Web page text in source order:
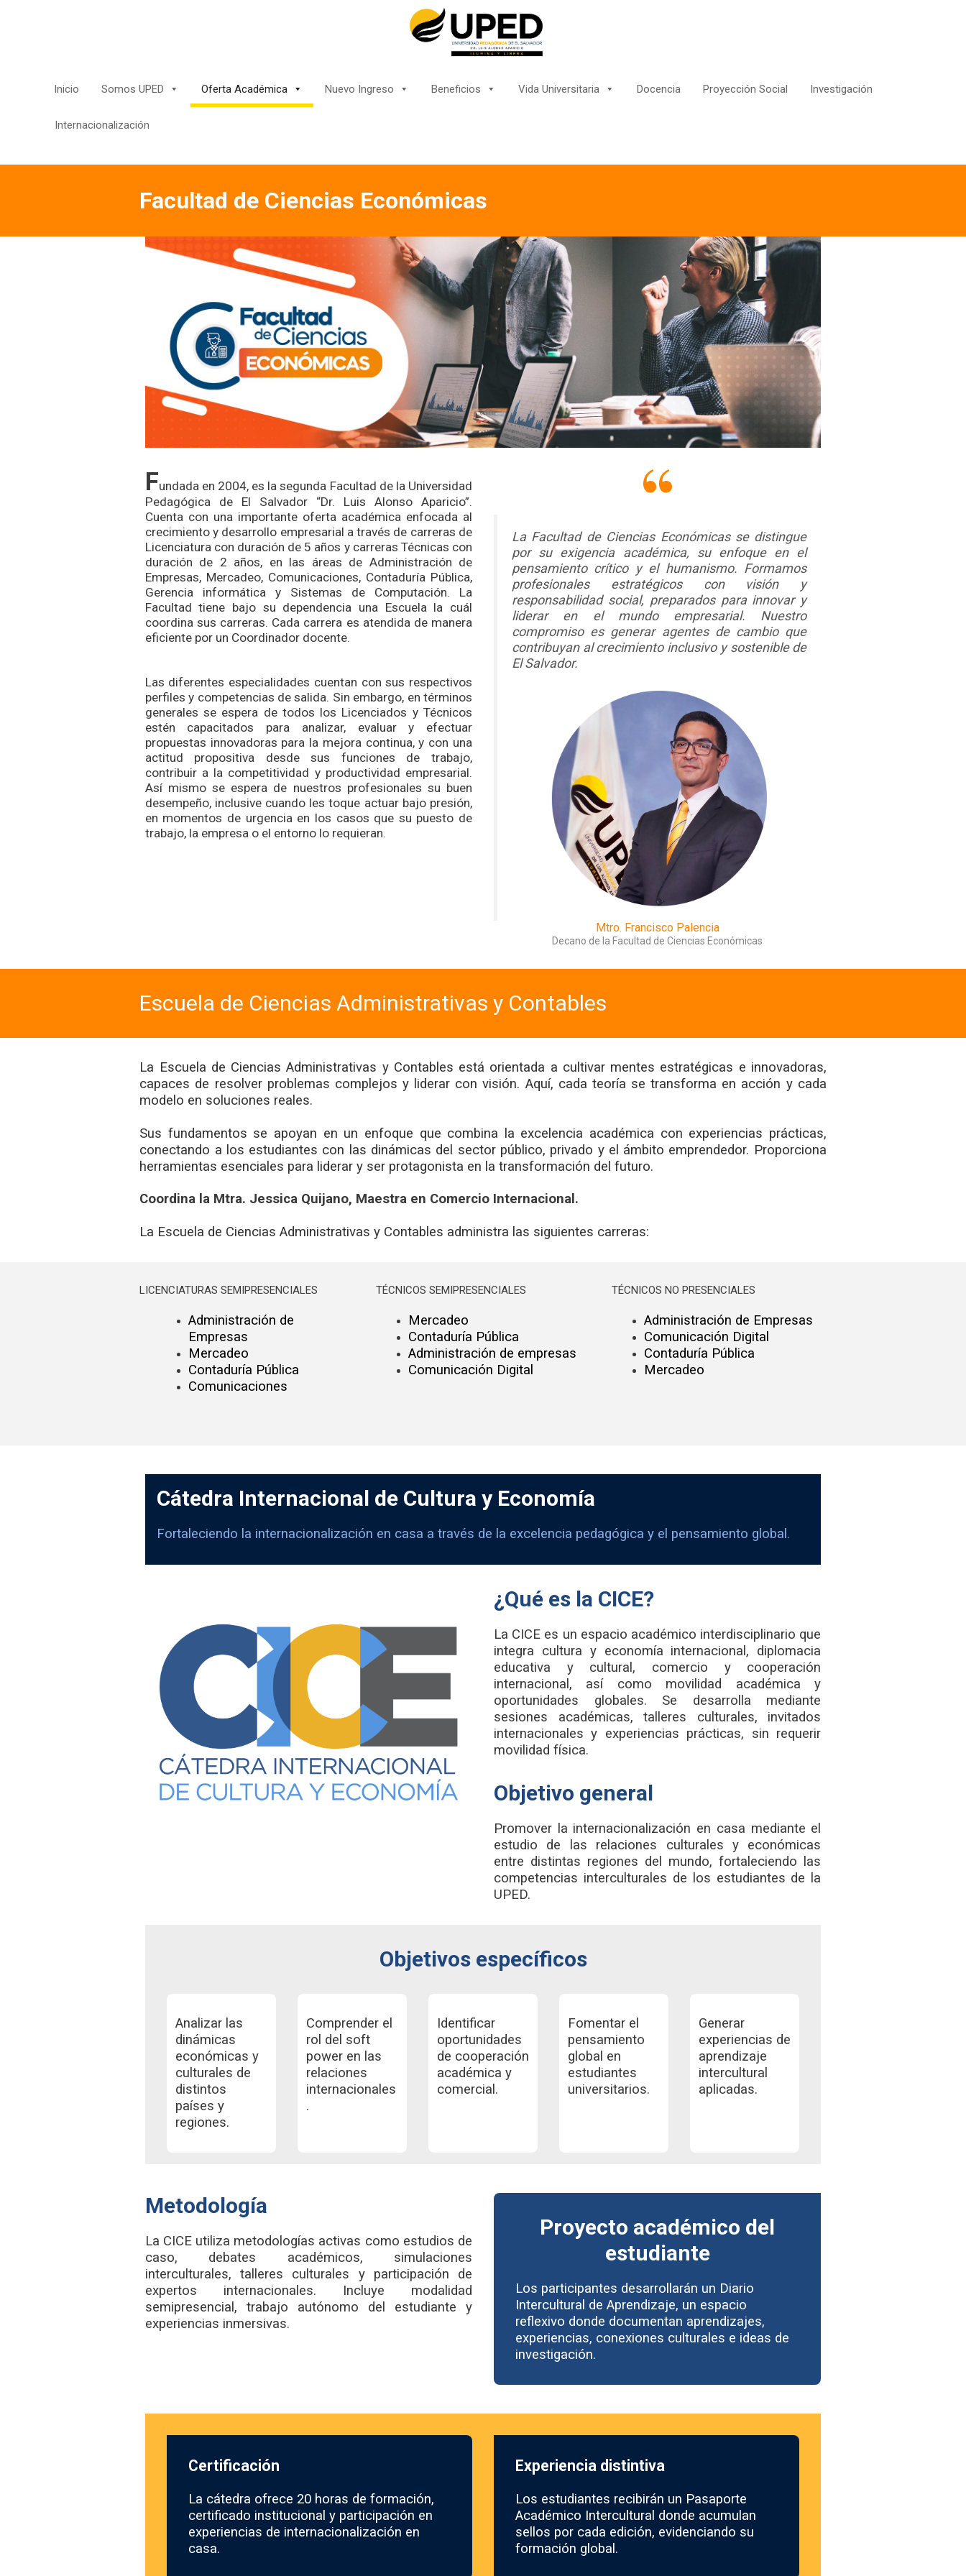
Inicio Somos UPED Oferta Académica Nuevo Ingreso Beneficios Vida Universitaria Docencia Proyección Social Investigación
Internacionalización
Facultad de Ciencias Económicas
Fundada en 2004, es la segunda Facultad de la Universidad
Pedagógica de El Salvador “Dr. Luis Alonso Aparicio”.
Cuenta con una importante oferta académica enfocada al
crecimiento y desarrollo empresarial a través de carreras de
Licenciatura con duración de 5 años y carreras Técnicas con
duración de 2 años, en las áreas de Administración de
Empresas, Mercadeo, Comunicaciones, Contaduría Pública,
Gerencia informática y Sistemas de Computación. La
Facultad tiene bajo su dependencia una Escuela la cuál
coordina sus carreras. Cada carrera es atendida de manera
eficiente por un Coordinador docente.
Las diferentes especialidades cuentan con sus respectivos
perfiles y competencias de salida. Sin embargo, en términos
generales se espera de todos los Licenciados y Técnicos
estén capacitados para analizar, evaluar y efectuar
propuestas innovadoras para la mejora continua, y con una
actitud propositiva desde sus funciones de trabajo,
contribuir a la competitividad y productividad empresarial.
Así mismo se espera de nuestros profesionales su buen
desempeño, inclusive cuando les toque actuar bajo presión,
en momentos de urgencia en los casos que su puesto de
trabajo, la empresa o el entorno lo requieran.
La Facultad de Ciencias Económicas se distingue
por su exigencia académica, su enfoque en el
pensamiento crítico y el humanismo. Formamos
profesionales estratégicos con visión y
responsabilidad social, preparados para innovar y
liderar en el mundo empresarial. Nuestro
compromiso es generar agentes de cambio que
contribuyan al crecimiento inclusivo y sostenible de
El Salvador.
Mtro. Francisco Palencia
Decano de la Facultad de Ciencias Económicas
Escuela de Ciencias Administrativas y Contables
La Escuela de Ciencias Administrativas y Contables está orientada a cultivar mentes estratégicas e innovadoras,
capaces de resolver problemas complejos y liderar con visión. Aquí, cada teoría se transforma en acción y cada
modelo en soluciones reales.
Sus fundamentos se apoyan en un enfoque que combina la excelencia académica con experiencias prácticas,
conectando a los estudiantes con las dinámicas del sector público, privado y el ámbito emprendedor. Proporciona
herramientas esenciales para liderar y ser protagonista en la transformación del futuro.
Coordina la Mtra. Jessica Quijano, Maestra en Comercio Internacional.
La Escuela de Ciencias Administrativas y Contables administra las siguientes carreras:
LICENCIATURAS SEMIPRESENCIALES
Administración de
Empresas
Mercadeo
Contaduría Pública
Comunicaciones
TÉCNICOS SEMIPRESENCIALES
Mercadeo
Contaduría Pública
Administración de empresas
Comunicación Digital
TÉCNICOS NO PRESENCIALES
Administración de Empresas
Comunicación Digital
Contaduría Pública
Mercadeo
Cátedra Internacional de Cultura y Economía
Fortaleciendo la internacionalización en casa a través de la excelencia pedagógica y el pensamiento global.
¿Qué es la CICE?
La CICE es un espacio académico interdisciplinario que
integra cultura y economía internacional, diplomacia
educativa y cultural, comercio y cooperación
internacional, así como movilidad académica y
oportunidades globales. Se desarrolla mediante
sesiones académicas, talleres culturales, invitados
internacionales y experiencias prácticas, sin requerir
movilidad física.
Objetivo general
Promover la internacionalización en casa mediante el
estudio de las relaciones culturales y económicas
entre distintas regiones del mundo, fortaleciendo las
competencias interculturales de los estudiantes de la
UPED.
Objetivos específicos
Analizar las
dinámicas
económicas y
culturales de
distintos
países y
regiones.
Comprender el
rol del soft
power en las
relaciones
internacionales
.
Identificar
oportunidades
de cooperación
académica y
comercial.
Fomentar el
pensamiento
global en
estudiantes
universitarios.
Generar
experiencias de
aprendizaje
intercultural
aplicadas.
Metodología
La CICE utiliza metodologías activas como estudios de
caso, debates académicos, simulaciones
interculturales, talleres culturales y participación de
expertos internacionales. Incluye modalidad
semipresencial, trabajo autónomo del estudiante y
experiencias inmersivas.
Proyecto académico del
estudiante
Los participantes desarrollarán un Diario
Intercultural de Aprendizaje, un espacio
reflexivo donde documentan aprendizajes,
experiencias, conexiones culturales e ideas de
investigación.
Certificación
La cátedra ofrece 20 horas de formación,
certificado institucional y participación en
experiencias de internacionalización en
casa.
Experiencia distintiva
Los estudiantes recibirán un Pasaporte
Académico Intercultural donde acumulan
sellos por cada edición, evidenciando su
formación global.